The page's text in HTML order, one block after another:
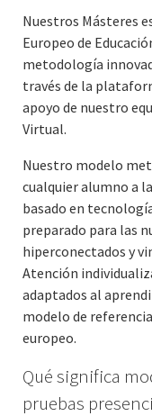
Nuestros Másteres
Europeo de
metodología
través de la
apoyo de nuestro
Virtual.
Nuestro modelo
cualquier alumno a
basado en
preparado para las
hiperconectados y
Atención
adaptados al
modelo de
europeo.
Qué significa
pruebas